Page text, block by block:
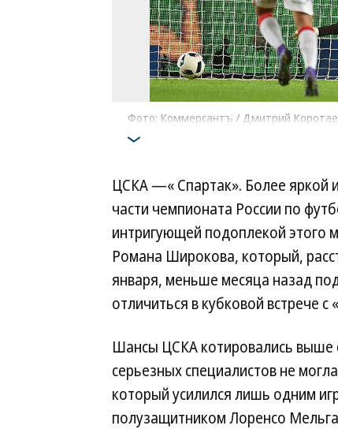
Фото: Коммерсантъ / Дмитрий
ЦСКА —« Спартак». Более яркой
части чемпионата России по
интригующей подоплекой этого
Романа Широкова, который,
января, меньше месяца назад
отличиться в кубковой встрече с
Шансы ЦСКА котировались выше
серьезных специалистов не
который усилился лишь одним
полузащитником Лоренсо